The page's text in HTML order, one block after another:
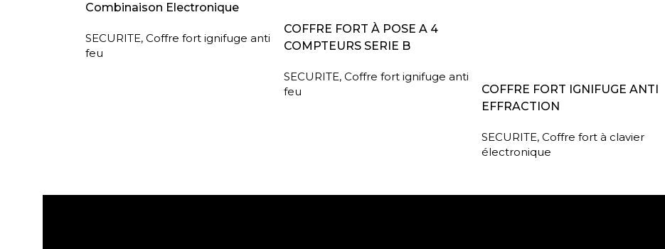
Combinaison Electronique
SECURITE, Coffre fort ignifuge anti
feu
LIRE LA SUITE
COFFRE FORT À POSE A 4
COMPTEURS SERIE B
SECURITE, Coffre fort ignifuge anti
feu
LIRE LA SUITE
COFFRE FORT IGNIFUGE ANTI
EFFRACTION
SECURITE, Coffre fort à clavier
électronique